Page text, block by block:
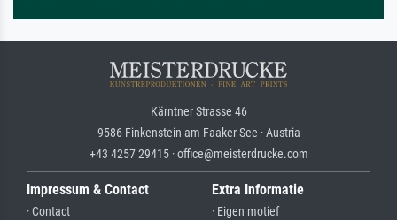
Kärntner Strasse 46
9586 Finkenstein am Faaker See · Austria
+43 4257 29415 · office@meisterdrucke.com
Impressum & Contact
· Contact
Extra Informatie
· Eigen motief